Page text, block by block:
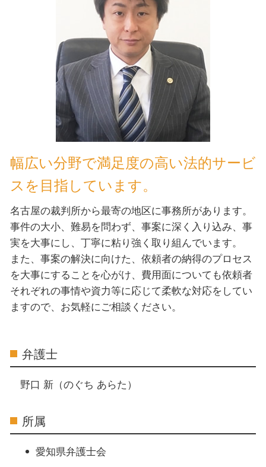
幅広い分野で満足度の高い法的サービ
スを目指しています。
名古屋の裁判所から最寄の地区に事務所があります。
事件の大小、難易を問わず、事案に深く入り込み、事
実を大事にし、丁寧に粘り強く取り組んでいます。
また、事案の解決に向けた、依頼者の納得のプロセス
を大事にすることを心がけ、費用面についても依頼者
それぞれの事情や資力等に応じて柔軟な対応をしてい
ますので、お気軽にご相談ください。
弁護士
野口 新（のぐち あらた）
所属
愛知県弁護士会